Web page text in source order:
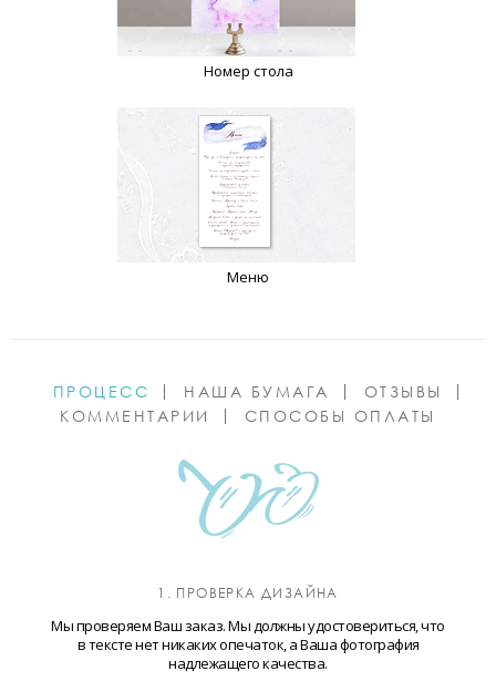
Номер стола
Меню
ПРОЦЕСС НАША БУМАГА
ОТЗЫВЫ
КОММЕНТАРИИ
СПОСОБЫ ОПЛАТЫ
1. ПРОВЕРКА ДИЗАЙНА
Мы проверяем Ваш заказ. Мы должны удостовериться, что
в тексте нет никаких опечаток, а Ваша фотография
надлежащего качества.